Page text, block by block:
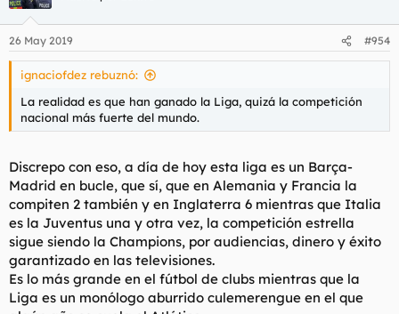
i
e
s
26 May 2019 #954
ignaciofdez rebuznó:
La realidad es que han ganado la Liga, quizá la competición
nacional más fuerte del mundo.
Discrepo con eso, a día de hoy esta liga es un Barça-
Madrid en bucle, que sí, que en Alemania y Francia la
compiten 2 también y en Inglaterra 6 mientras que Italia
es la Juventus una y otra vez, la competición estrella
sigue siendo la Champions, por audiencias, dinero y éxito
garantizado en las televisiones.
Es lo más grande en el fútbol de clubs mientras que la
Liga es un monólogo aburrido culemerengue en el que